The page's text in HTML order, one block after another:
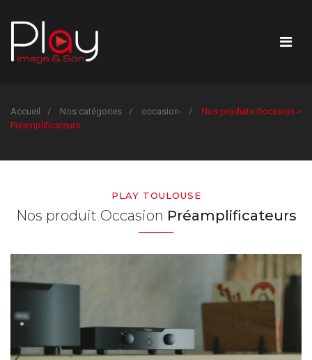
Accueil Nos catégories occasion-
Nos produits Occasion >
Préamplificateurs
PLAY TOULOUSE
Nos produit Occasion Préamplificateurs